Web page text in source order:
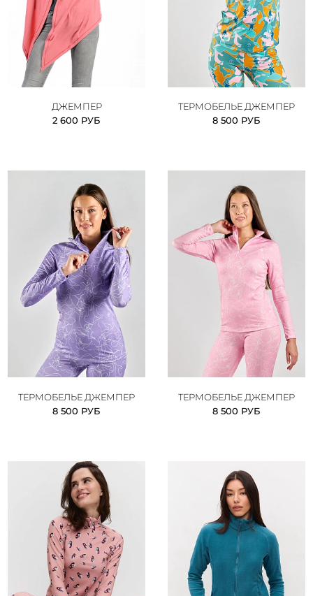
ДЖЕМПЕР
2 600 РУБ
ТЕРМОБЕЛЬЕ ДЖЕМПЕР
8 500 РУБ
ТЕРМОБЕЛЬЕ ДЖЕМПЕР
8 500 РУБ
ТЕРМОБЕЛЬЕ ДЖЕМПЕР
8 500 РУБ